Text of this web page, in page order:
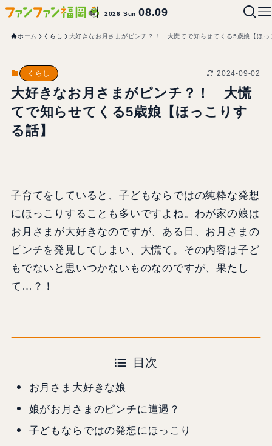
2026 Sun08.09
ホーム くらし 大好きなお月さまがピンチ？！ 大慌てで知らせてくる5歳娘【ほっ
くらし 2024-09-02
大好きなお月さまがピンチ？！ 大慌
てで知らせてくる5歳娘【ほっこりす
る話】
子育てをしていると、子どもならではの純粋な発想
にほっこりすることも多いですよね。わが家の娘は
お月さまが大好きなのですが、ある日、お月さまの
ピンチを発見してしまい、大慌て。その内容は子ど
もでないと思いつかないものなのですが、果たし
て…？！
目次
お月さま大好きな娘
娘がお月さまのピンチに遭遇？
子どもならではの発想にほっこり